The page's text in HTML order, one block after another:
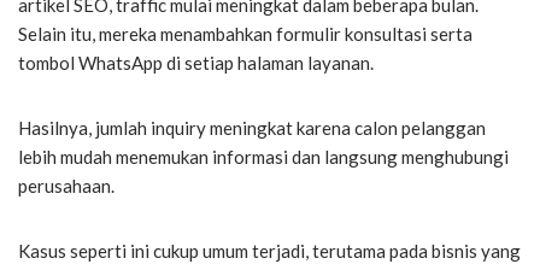
artikel SEO, traffic mulai meningkat dalam beberapa bulan.
Selain itu, mereka menambahkan formulir konsultasi serta
tombol WhatsApp di setiap halaman layanan.
Hasilnya, jumlah inquiry meningkat karena calon pelanggan
lebih mudah menemukan informasi dan langsung menghubungi
perusahaan.
Kasus seperti ini cukup umum terjadi, terutama pada bisnis yang